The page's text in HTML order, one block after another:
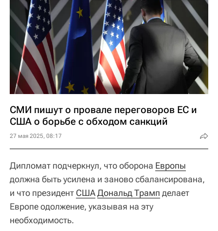
СМИ пишут о провале переговоров ЕС и
США о борьбе с обходом санкций
27 мая 2025, 08:17
Дипломат подчеркнул, что оборона Европы
должна быть усилена и заново сбалансирована,
и что президент СШАДональд Трамп делает
Европе одолжение, указывая на эту
необходимость.